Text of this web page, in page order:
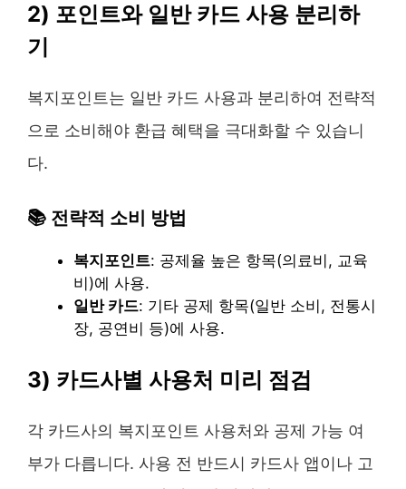
2) 포인트와 일반 카드 사용 분리하
기
복지포인트는 일반 카드 사용과 분리하여 전략적
으로 소비해야 환급 혜택을 극대화할 수 있습니
다.
📚 전략적 소비 방법
복지포인트: 공제율 높은 항목(의료비, 교육
비)에 사용.
일반 카드: 기타 공제 항목(일반 소비, 전통시
장, 공연비 등)에 사용.
3) 카드사별 사용처 미리 점검
각 카드사의 복지포인트 사용처와 공제 가능 여
부가 다릅니다. 사용 전 반드시 카드사 앱이나 고